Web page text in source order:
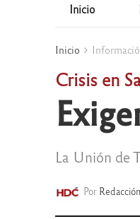
Inicio
Inicio
Crisis en
La Unión de
Por